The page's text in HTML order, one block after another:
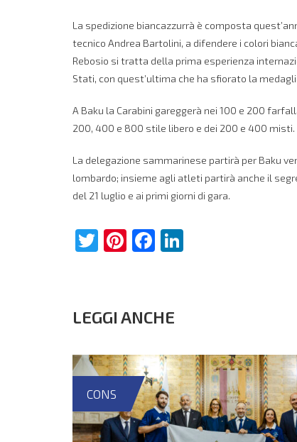
La spedizione biancazzurrà è composta
tecnico Andrea Bartolini, a difendere i colori
Rebosio si tratta della prima esperienza
Stati, con quest’ultima che ha sfiorato la
A Baku la Carabini gareggerà nei 100 e 200
200, 400 e 800 stile libero e dei 200 e 400 misti.
La delegazione sammarinese partirà per Baku
lombardo; insieme agli atleti partirà anche il
del 21 luglio e ai primi giorni di gara.
Twitter
Pinterest
Facebook
LEGGI ANCHE
CONS